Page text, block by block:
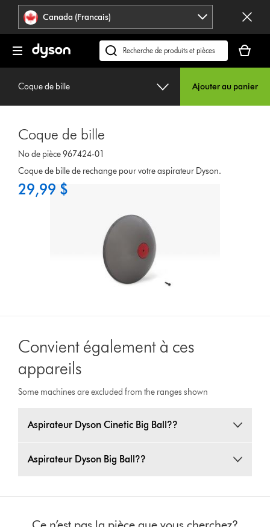
Veuillez
ou
appuyer
Déclaration
relative
à
l’accessibilité
Canada (Francais)
Recherchez
des
site
panier
est
Coque de bille Ajouter au panier
Coque de bille
No de pièce 967424-01
Coque de bille de rechange pour votre aspirateur Dyson.
29,99 $
Convient également à ces
appareils
Some machines are excluded from the ranges shown
Aspirateur Dyson Cinetic Big Ball??
Aspirateur Dyson Big Ball??